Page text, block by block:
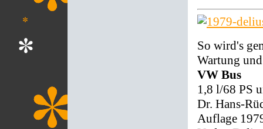
So wird's
Wartung
VW Bus
1,8 l/68 PS
Dr. Hans-
Auflage